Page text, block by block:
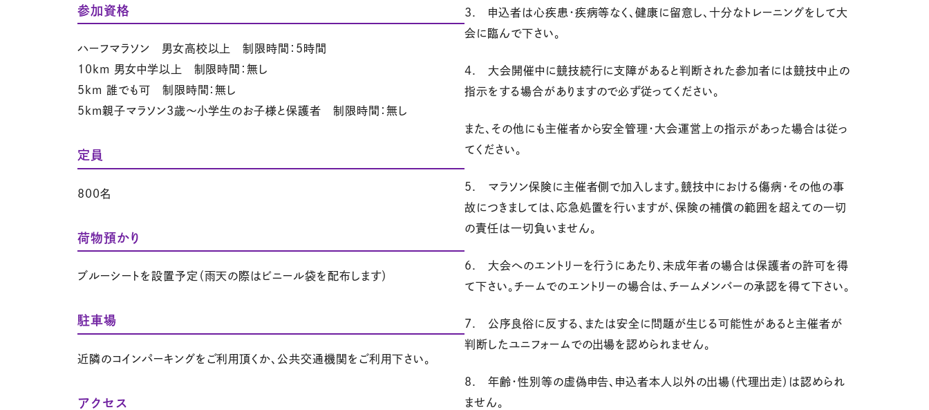
参加資格
ハーフマラソン 男女高校以上 制限時間：5時間
10km 男女中学以上 制限時間：無し
5km 誰でも可 制限時間：無し
5km親子マラソン3歳～小学生のお子様と保護者 制限時間：無し
定員
800名
荷物預かり
ブルーシートを設置予定（雨天の際はビニール袋を配布します）
駐車場
近隣のコインパーキングをご利用頂くか、公共交通機関をご利用下さい。
アクセス
3. 申込者は心疾患・疾病等なく、健康に留意し、十分なトレーニングをして大
会に臨んで下さい。
4. 大会開催中に競技続行に支障があると判断された参加者には競技中止の
指示をする場合がありますので必ず従ってください。
また、その他にも主催者から安全管理・大会運営上の指示があった場合は従っ
てください。
5. マラソン保険に主催者側で加入します。競技中における傷病・その他の事
故につきましては、応急処置を行いますが、保険の補償の範囲を超えての一切
の責任は一切負いません。
6. 大会へのエントリーを行うにあたり、未成年者の場合は保護者の許可を得
て下さい。チームでのエントリーの場合は、チームメンバーの承認を得て下さい。
7. 公序良俗に反する、または安全に問題が生じる可能性があると主催者が
判断したユニフォームでの出場を認められません。
8. 年齢・性別等の虚偽申告、申込者本人以外の出場（代理出走）は認められ
ません。